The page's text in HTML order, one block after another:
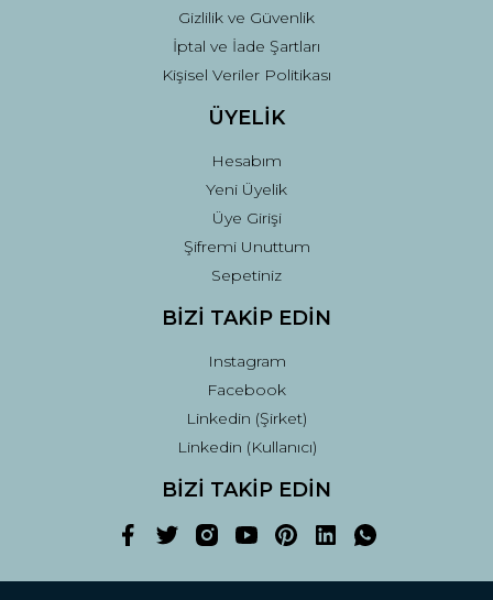
Gizlilik ve Güvenlik
İptal ve İade Şartları
Kişisel Veriler Politikası
ÜYELİK
Hesabım
Yeni Üyelik
Üye Girişi
Şifremi Unuttum
Sepetiniz
BİZİ TAKİP EDİN
Instagram
Facebook
Linkedin (Şirket)
Linkedin (Kullanıcı)
BİZİ TAKİP EDİN